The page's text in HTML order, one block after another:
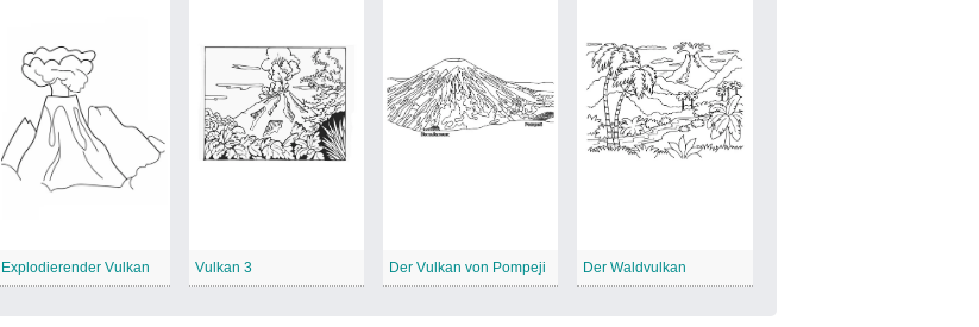
Explodierender Vulkan Vulkan 3 Der Vulkan von Pompeji Der Waldvulkan